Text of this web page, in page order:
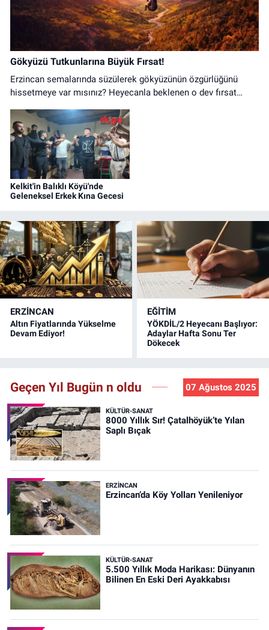
Gökyüzü Tutkunlarına Büyük Fırsat!
Erzincan semalarında süzülerek gökyüzünün özgürlüğünü
hissetmeye var mısınız? Heyecanla beklenen o dev fırsat
Kelkit'in Balıklı Köyü'nde
Geleneksel Erkek Kına Gecesi
ERZINCAN
Altın Fiyatlarında Yükselme
Devam Ediyor!
EĞİTİM
YÖKDİL/2 Heyecanı Başlıyor:
Adaylar Hafta Sonu Ter
Dökecek
Geçen Yıl Bugün n oldu 07 Ağustos 2025
KÜLTÜR-SANAT
8000 Yıllık Sır! Çatalhöyük’te Yılan
Saplı Bıçak
ERZINCAN
Erzincan’da Köy Yolları Yenileniyor
KÜLTÜR-SANAT
5.500 Yıllık Moda Harikası: Dünyanın
Bilinen En Eski Deri Ayakkabısı